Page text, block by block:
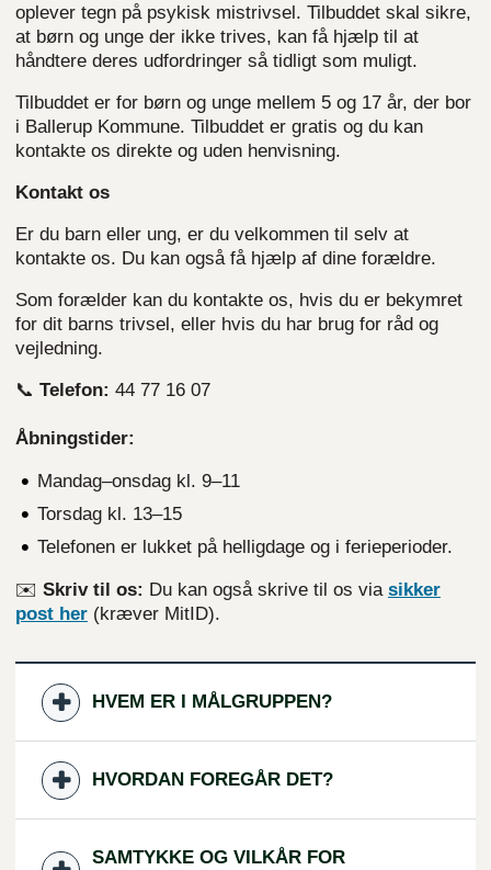
oplever tegn på psykisk mistrivsel. Tilbuddet skal sikre,
at børn og unge der ikke trives, kan få hjælp til at
håndtere deres udfordringer så tidligt som muligt.
Tilbuddet er for børn og unge mellem 5 og 17 år, der bor
i Ballerup Kommune. Tilbuddet er gratis og du kan
kontakte os direkte og uden henvisning.
Kontakt os
Er du barn eller ung, er du velkommen til selv at
kontakte os. Du kan også få hjælp af dine forældre.
Som forælder kan du kontakte os, hvis du er bekymret
for dit barns trivsel, eller hvis du har brug for råd og
vejledning.
📞 Telefon: 44 77 16 07
Åbningstider:
Mandag–onsdag kl. 9–11
Torsdag kl. 13–15
Telefonen er lukket på helligdage og i ferieperioder.
✉️ Skriv til os: Du kan også skrive til os via sikker
post her (kræver MitID).
HVEM ER I MÅLGRUPPEN?
HVORDAN FOREGÅR DET?
SAMTYKKE OG VILKÅR FOR